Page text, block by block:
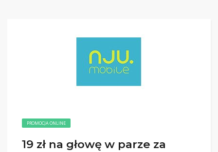
PROMOCJA ONLINE
19 zł na głowę w parze za